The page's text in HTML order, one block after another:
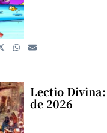
Lectio
de 2026